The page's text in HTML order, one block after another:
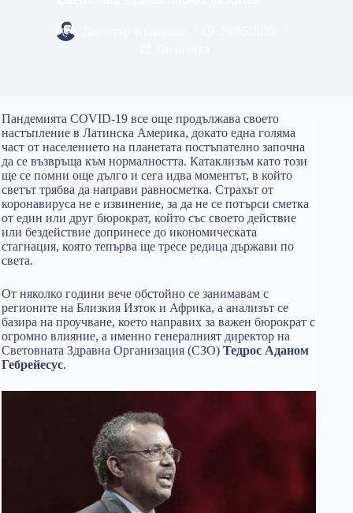
Пандемията COVID-19 все още продължава своето
настъпление в Латинска Америка, докато една голяма
част от населението на планетата постъпателно започна
да се възвръща към нормалността. Катаклизъм като този
ще се помни още дълго и сега идва моментът, в който
светът трябва да направи равносметка. Страхът от
коронавируса не е извинение, за да не се потърси сметка
от един или друг бюрократ, който със своето действие
или бездействие допринесе до икономическата
стагнация, която тепърва ще тресе редица държави по
света.
От няколко години вече обстойно се занимавам с
регионите на Близкия Изток и Африка, а анализът се
базира на проучване, което направих за важен бюрократ с
огромно влияние, а именно генералният директор на
Световната Здравна Организация (СЗО) Тедрос Аданом
Гебрейесус.